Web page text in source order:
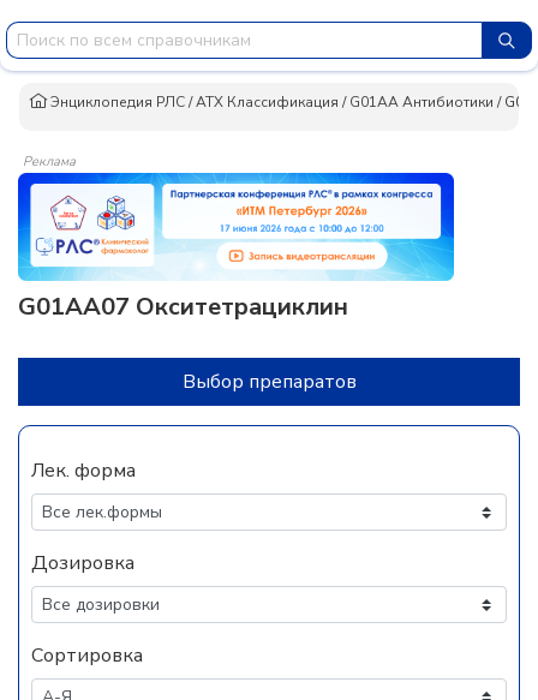
Энциклопедия РЛС/АТХ Классификация /G01AA Антибиотики /
Реклама
G01AA07 Окситетрациклин
Выбор препаратов
Лек. форма
Дозировка
Сортировка